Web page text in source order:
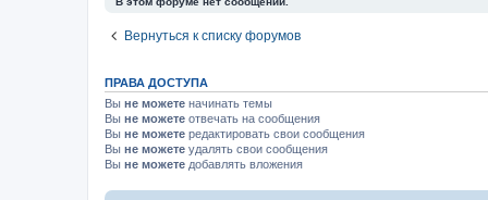
Вернуться к списку форумов
ПРАВА ДОСТУПА
Вы не можете начинать темы
Вы не можете отвечать на сообщения
Вы не можете редактировать свои сообщения
Вы не можете удалять свои сообщения
Вы не можете добавлять вложения